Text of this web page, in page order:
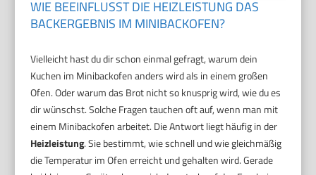
WIE BEEINFLUSST DIE HEIZLEISTUNG DAS
BACKERGEBNIS IM MINIBACKOFEN?
Vielleicht hast du dir schon einmal gefragt, warum dein
Kuchen im Minibackofen anders wird als in einem großen
Ofen. Oder warum das Brot nicht so knusprig wird, wie du es
dir wünschst. Solche Fragen tauchen oft auf, wenn man mit
einem Minibackofen arbeitet. Die Antwort liegt häufig in der
Heizleistung. Sie bestimmt, wie schnell und wie gleichmäßig
die Temperatur im Ofen erreicht und gehalten wird. Gerade